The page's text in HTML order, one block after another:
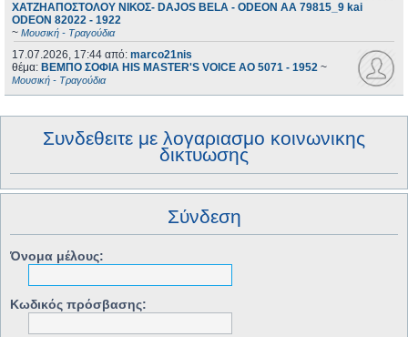
ΧΑΤΖΗΑΠΟΣΤΟΛΟΥ ΝΙΚΟΣ- DAJOS BELA - ODEON AA 79815_9 kai
ODEON 82022 - 1922
~ Μουσική - Τραγούδια
17.07.2026, 17:44 από: marco21nis
θέμα: ΒΕΜΠΟ ΣΟΦΙΑ HIS MASTER'S VOICE AO 5071 - 1952 ~
Μουσική - Τραγούδια
Συνδεθειτε με λογαριασμο κοινωνικης
δικτυωσης
Σύνδεση
Όνομα μέλους:
Κωδικός πρόσβασης: